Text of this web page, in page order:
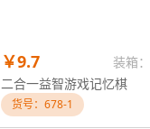
￥9.7
装箱
二合一益智游戏记忆棋
货号：678-1